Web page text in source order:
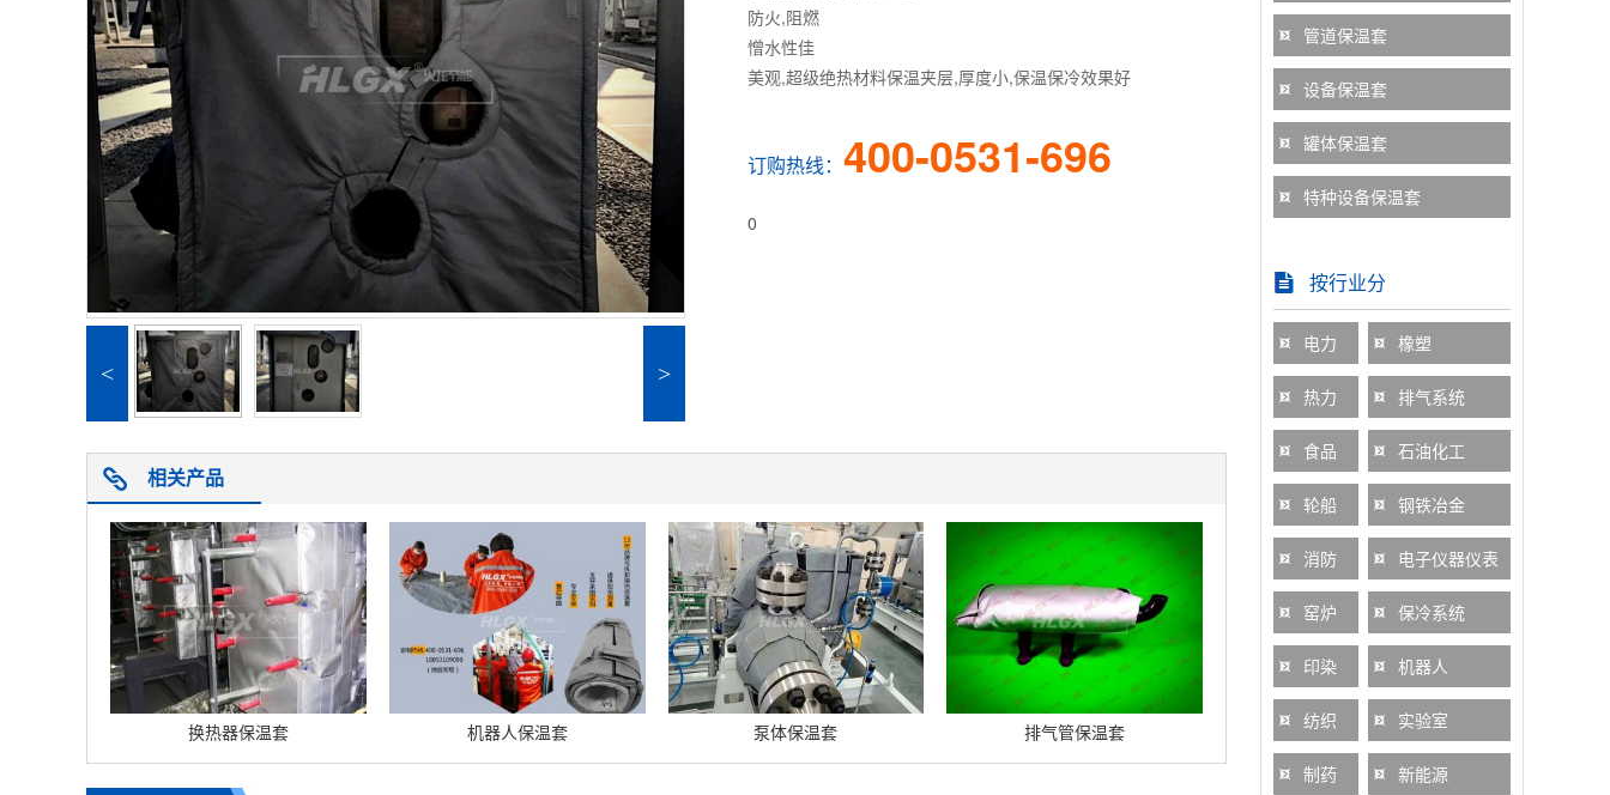
管道保温套
设备保温套
罐体保温套
特种设备保温套
按行业分
电力 橡塑
热力 排气系统
食品 石油化工
轮船 钢铁冶金
消防 电子仪器仪表
窑炉 保冷系统
印染 机器人
纺织 实验室
制药 新能源
< >
防火,阻燃
憎水性佳
美观,超级绝热材料保温夹层,厚度小,保温保冷效果好
订购热线： 400-0531-696
0
相关产品
换热器保温套 机器人保温套 泵体保温套 排气管保温套